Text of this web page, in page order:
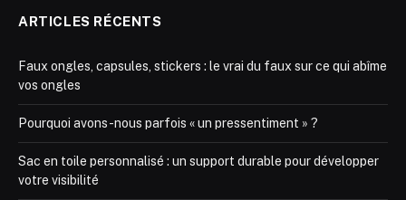
ARTICLES RÉCENTS
Faux ongles, capsules, stickers : le vrai du faux sur ce qui abîme
vos ongles
Pourquoi avons-nous parfois « un pressentiment » ?
Sac en toile personnalisé : un support durable pour développer
votre visibilité